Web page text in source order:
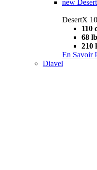
new
DesertX
110
68
210
En Savoir
Diavel